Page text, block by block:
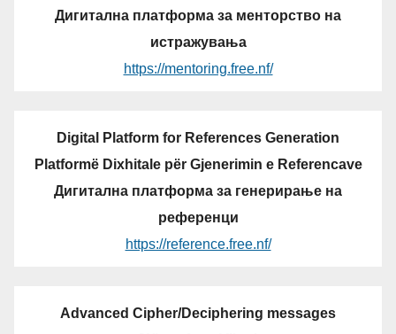
Дигитална платформа за менторство на
истражувања
https://mentoring.free.nf/
Digital Platform for References Generation
Platformë Dixhitale për Gjenerimin e Referencave
Дигитална платформа за генерирање на
референци
https://reference.free.nf/
Advanced Cipher/Deciphering messages